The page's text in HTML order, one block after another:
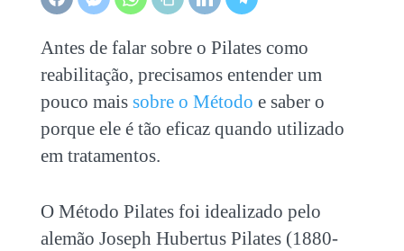
Antes de falar sobre o Pilates como
reabilitação, precisamos entender um
pouco mais sobre o Método e saber o
porque ele é tão eficaz quando utilizado
em tratamentos.
O Método Pilates foi idealizado pelo
alemão Joseph Hubertus Pilates (1880-